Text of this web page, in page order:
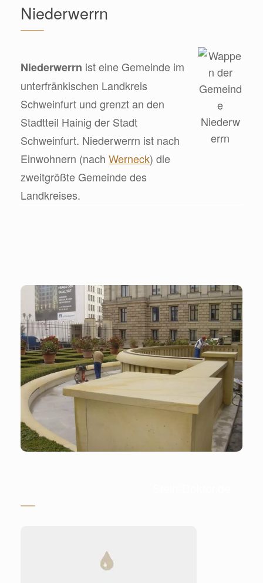
Niederwerrn
Niederwerrn ist eine Gemeinde im
unterfränkischen Landkreis
Schweinfurt und grenzt an den
Stadtteil Hainig der Stadt
Schweinfurt. Niederwerrn ist nach
Einwohnern (nach Werneck) die
zweitgrößte Gemeinde des
Landkreises.